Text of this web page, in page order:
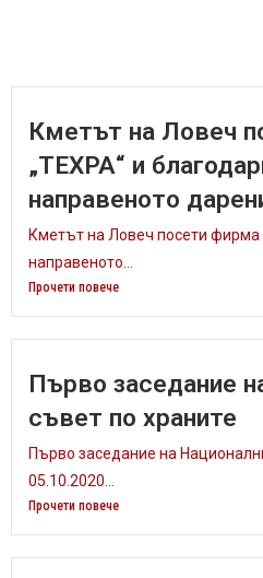
Кметът на Ловеч
„ТЕХРА“ и
направеното
Кметът на Ловеч посети фирма
направеното...
Прочети повече
Първо заседание
съвет по храните
Първо заседание на
05.10.2020...
Прочети повече